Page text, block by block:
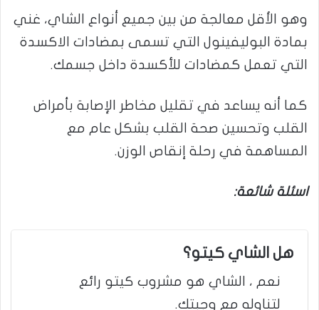
وهو الأقل معالجة من بين جميع أنواع الشاي، غني
بمادة البوليفينول التي تسمى بمضادات الاكسدة
التي تعمل كمضادات للأكسدة داخل جسمك.
كما أنه يساعد في تقليل مخاطر الإصابة بأمراض
القلب وتحسين صحة القلب بشكل عام مع
المساهمة في رحلة إنقاص الوزن.
اسئلة شائعة:
هل الشاي كيتو؟
نعم ، الشاي هو مشروب كيتو رائع
لتناوله مع وجبتك.